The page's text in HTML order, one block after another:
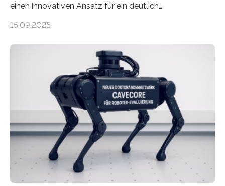
einen innovativen Ansatz für ein deutlich
Lösungsweg ist inspiriert vom menschlichen Gehirn. Die
stellt die heutige Computertechnik vor
Herausforderungen. Herkömmliche Silizium-
Prozessoren stoßen an ihre Grenzen: Sie verbrauchen
viel Energie, die Speicher- und Verarbeitungseinheiten
sind voneinander getrennt und die Datenübertragung
bremst komplexe Anwendungen aus. Da KI-Modelle
immer größer werden und riesige Datenmengen
verarbeiten müssen, steigt der Bedarf an neuen
Rechenarchitekturen. Neben Quantencomputern
rücken dabei insbesondere…
15.09.2025